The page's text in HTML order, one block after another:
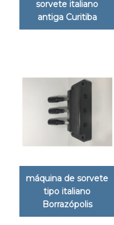
sorvete italiano
antiga Curitiba
máquina de sorvete
tipo italiano
Borrazópolis